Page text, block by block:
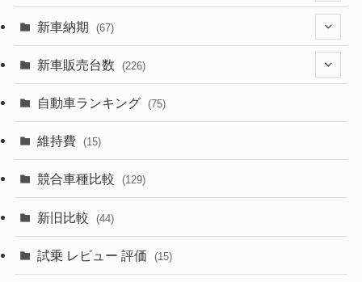
(329)
(356)
(328)
(253)
(242)
(85)
(84)
新車納期 (67)
(28)
(8)
(3)
(3)
新車販売台数 (226)
(21)
(5)
(7)
自動車ランキング (75)
維持費 (15)
競合車種比較 (129)
新旧比較 (44)
試乗 レビュー 評価 (15)